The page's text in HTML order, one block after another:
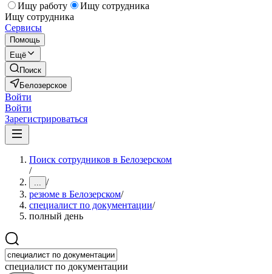
Ищу работу
Ищу сотрудника
Ищу сотрудника
Сервисы
Помощь
Ещё
Поиск
Белозерское
Войти
Войти
Зарегистрироваться
Поиск сотрудников в Белозерском
/
... /
резюме в Белозерском/
специалист по документации/
полный день
специалист по документации